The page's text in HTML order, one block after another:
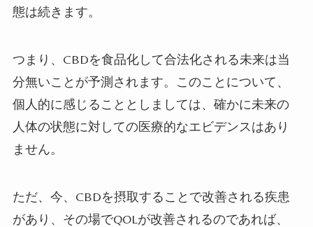
態は続きます。
つまり、CBDを食品化して合法化される未来は当
分無いことが予測されます。このことについて、
個人的に感じることとしましては、確かに未来の
人体の状態に対しての医療的なエビデンスはあり
ません。
ただ、今、CBDを摂取することで改善される疾患
があり、その場でQOLが改善されるのであれば、